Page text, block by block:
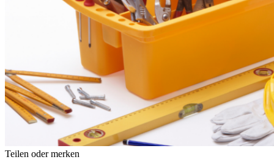
Teilen oder merken